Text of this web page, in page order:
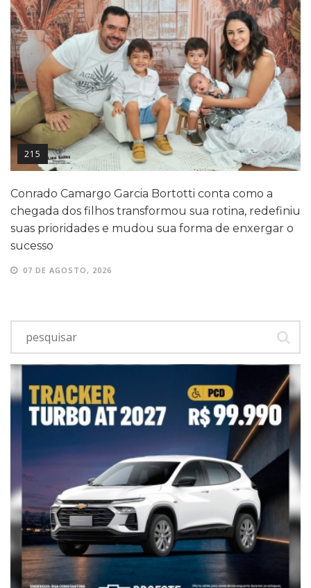
215
Conrado Camargo Garcia Bortotti conta como a
chegada dos filhos transformou sua rotina, redefiniu
suas prioridades e mudou sua forma de enxergar o
sucesso
07 DE AGOSTO, 2026